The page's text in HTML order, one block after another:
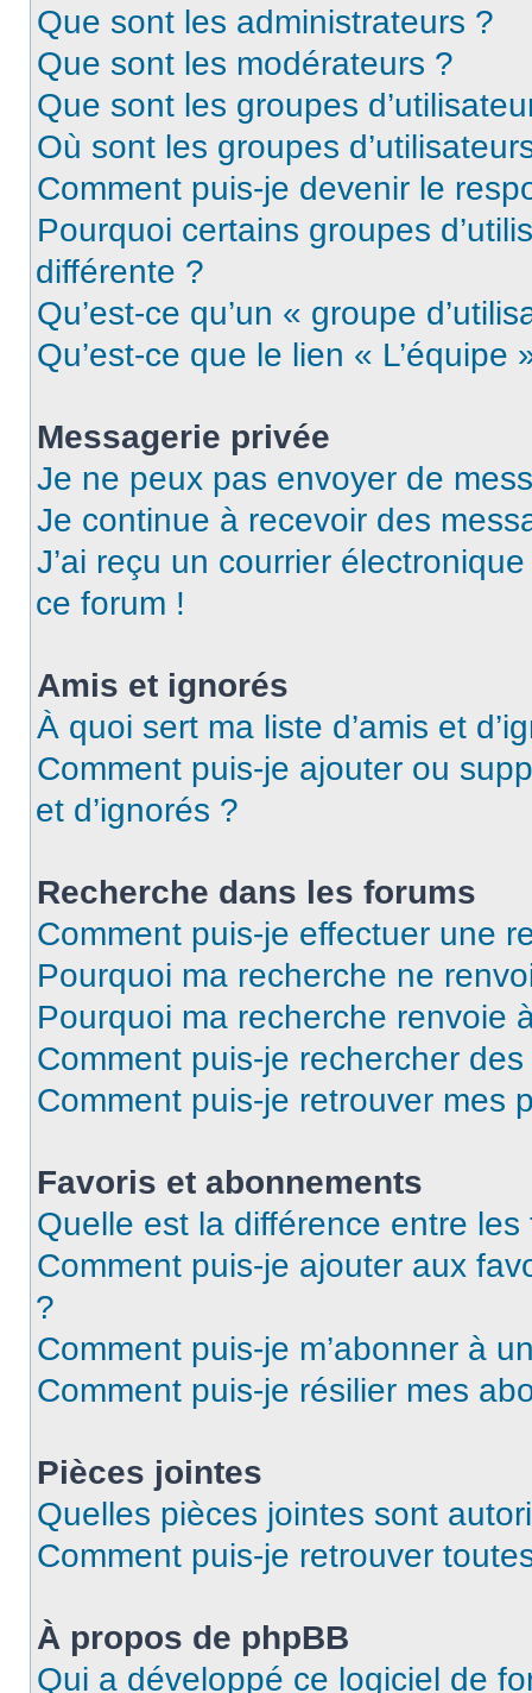
Que sont les administrateurs ?
Que sont les modérateurs ?
Que sont les groupes
Où sont les groupes
Comment puis-je devenir le
Pourquoi certains groupes
différente ?
Qu’est-ce qu’un « groupe
Qu’est-ce que le lien « L’équipe
Messagerie privée
Je ne peux pas envoyer de
Je continue à recevoir des
J’ai reçu un courrier
ce forum !
Amis et ignorés
À quoi sert ma liste d’amis et
Comment puis-je ajouter ou
et d’ignorés ?
Recherche dans les forums
Comment puis-je effectuer une
Pourquoi ma recherche ne
Pourquoi ma recherche renvoie
Comment puis-je rechercher
Comment puis-je retrouver mes
Favoris et abonnements
Quelle est la différence entre
Comment puis-je ajouter aux
?
Comment puis-je m’abonner à
Comment puis-je résilier mes
Pièces jointes
Quelles pièces jointes sont
Comment puis-je retrouver
À propos de phpBB
Qui a développé ce logiciel de